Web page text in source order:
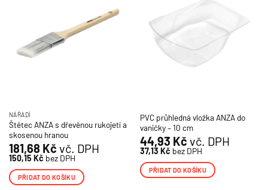
NÁŘADÍ
Štětec ANZA s dřevěnou rukojetí a
skosenou hranou
181,68 Kč vč. DPH
150,15 Kč bez DPH
PŘIDAT DO KOŠÍKU
PVC průhledná vložka ANZA do
vaničky – 10 cm
44,93 Kč vč. DPH
37,13 Kč bez DPH
PŘIDAT DO KOŠÍKU